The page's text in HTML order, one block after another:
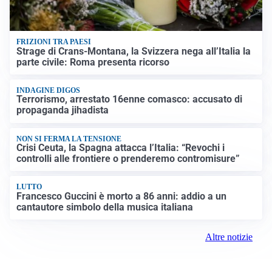
FRIZIONI TRA PAESI
Strage di Crans-Montana, la Svizzera nega all’Italia la
parte civile: Roma presenta ricorso
INDAGINE DIGOS
Terrorismo, arrestato 16enne comasco: accusato di
propaganda jihadista
NON SI FERMA LA TENSIONE
Crisi Ceuta, la Spagna attacca l’Italia: “Revochi i
controlli alle frontiere o prenderemo contromisure”
LUTTO
Francesco Guccini è morto a 86 anni: addio a un
cantautore simbolo della musica italiana
Altre notizie